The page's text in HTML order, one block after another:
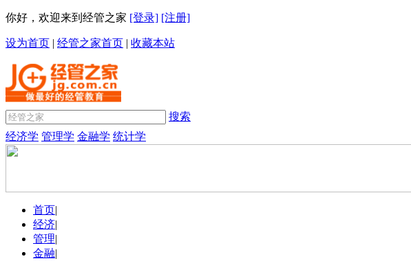
你好，欢迎来到经管之家 [登录] [注册]
设为首页 | 经管之家首页 | 收藏本站
搜索
经济学 管理学 金融学 统计学
首页|
经济|
管理|
金融|